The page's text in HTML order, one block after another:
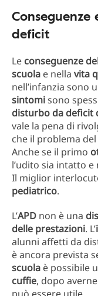
deficit
Le conseguenze
scuola e nella vita
nell’infanzia sono
sintomisono
disturbo da deficit
vale la pena di
che il problema
Anche se il primo
l’udito sia intatto
Il miglior
pediatrico.
L’APD non è una
delle prestazioni. L’
alunni affetti da
è ancora prevista
scuola è possibile
cuffie, dopo